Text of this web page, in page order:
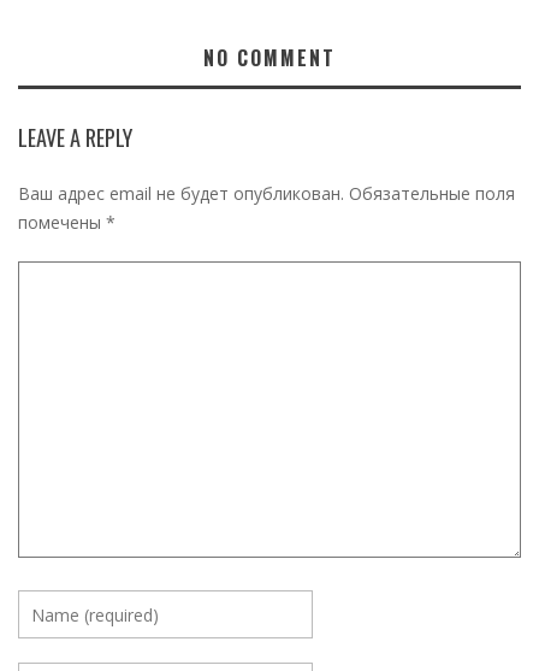
NO COMMENT
LEAVE A REPLY
Ваш адрес email не будет опубликован. Обязательные поля
помечены *